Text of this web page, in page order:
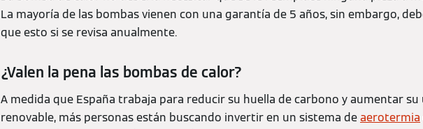
La mayoría de las bombas vienen con una garantía de 5 años, sin embargo,
que esto si se revisa anualmente.
¿Valen la pena las bombas de calor?
A medida que España trabaja para reducir su huella de carbono y aumentar su
renovable, más personas están buscando invertir en un sistema deaerotermia